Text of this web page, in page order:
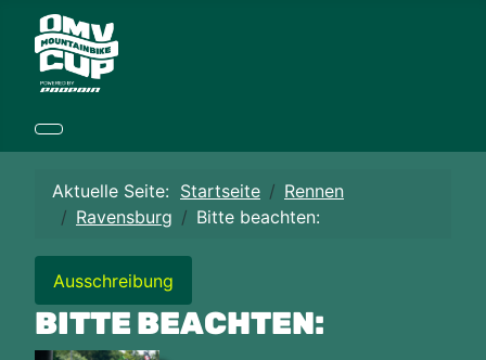
Aktuelle Seite: Startseite
Rennen
Ravensburg
Bitte beachten:
Ausschreibung
BITTE BEACHTEN: